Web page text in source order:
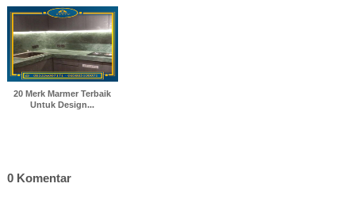
20 Merk Marmer Terbaik
Untuk Design...
0 Komentar